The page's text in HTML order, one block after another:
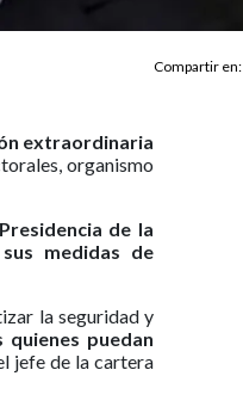
Compartir en:
extraordinaria
organismo
de la
medidas de
la seguridad y
puedan
jefe de la cartera